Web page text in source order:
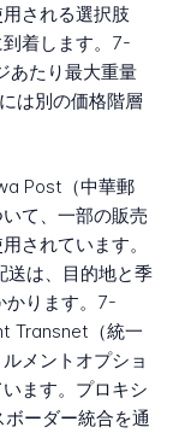
される選択肢
着します。7-
あたり最大重量
は別の価格階層
Post（中華郵
て、一部の販売
されています。
送は、目的地と季
かります。7-
Transnet（統一
メントオプショ
ます。プロキシ
ーダー統合を通